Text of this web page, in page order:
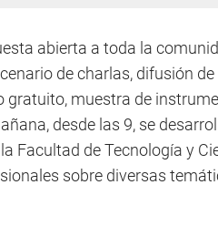
abierta a toda la
de charlas, difusión
gratuito, muestra de
desde las 9, se
Facultad de Tecnología y
sobre diversas